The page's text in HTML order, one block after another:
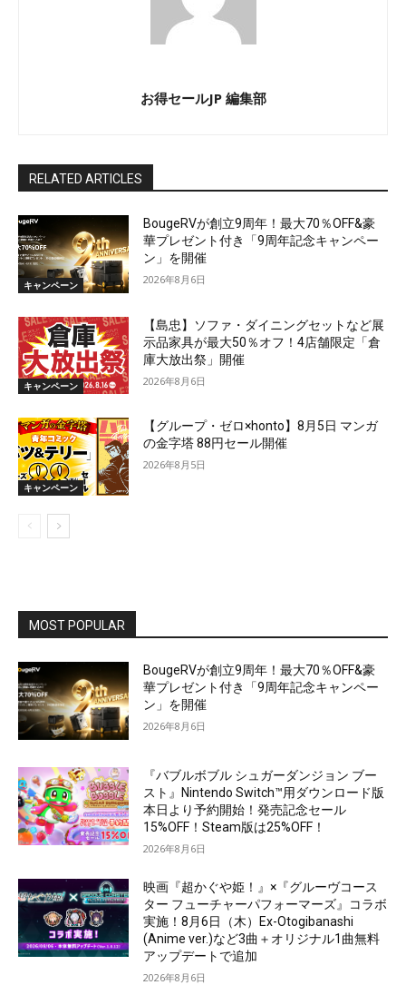
お得セールJP 編集部
RELATED ARTICLES
キャンペーン
BougeRVが創立9周年！最大70％OFF&豪
華プレゼント付き「9周年記念キャンペー
ン」を開催
2026年8月6日
キャンペーン
【島忠】ソファ・ダイニングセットなど展
示品家具が最大50％オフ！4店舗限定「倉
庫大放出祭」開催
2026年8月6日
キャンペーン
【グループ・ゼロ×honto】8月5日 マンガ
の金字塔 88円セール開催
2026年8月5日
MOST POPULAR
BougeRVが創立9周年！最大70％OFF&豪
華プレゼント付き「9周年記念キャンペー
ン」を開催
2026年8月6日
『バブルボブル シュガーダンジョン ブー
スト』Nintendo Switch™用ダウンロード版
本日より予約開始！発売記念セール
15%OFF！Steam版は25%OFF！
2026年8月6日
映画『超かぐや姫！』×『グルーヴコース
ター フューチャーパフォーマーズ』コラボ
実施！8月6日（木）Ex-Otogibanashi
(Anime ver.)など3曲＋オリジナル1曲無料
アップデートで追加
2026年8月6日